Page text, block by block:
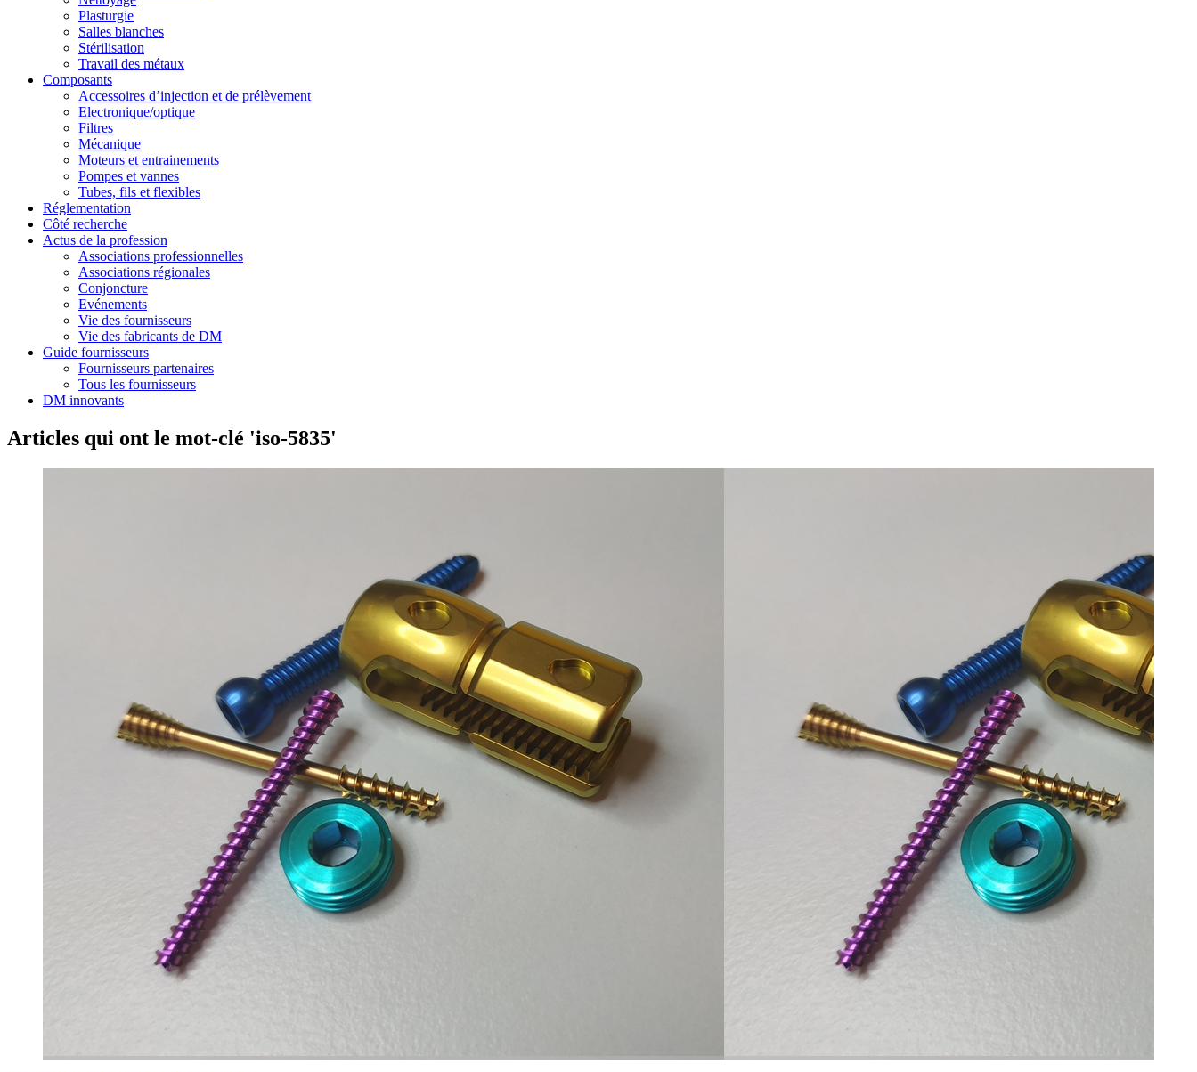
Plasturgie
Salles blanches
Stérilisation
Travail des métaux
Composants
Accessoires d’injection et de prélèvement
Electronique/optique
Filtres
Mécanique
Moteurs et entrainements
Pompes et vannes
Tubes, fils et flexibles
Réglementation
Côté recherche
Actus de la profession
Associations professionnelles
Associations régionales
Conjoncture
Evénements
Vie des fournisseurs
Vie des fabricants de DM
Guide fournisseurs
Fournisseurs partenaires
Tous les fournisseurs
DM innovants
Articles qui ont le mot-clé 'iso-5835'